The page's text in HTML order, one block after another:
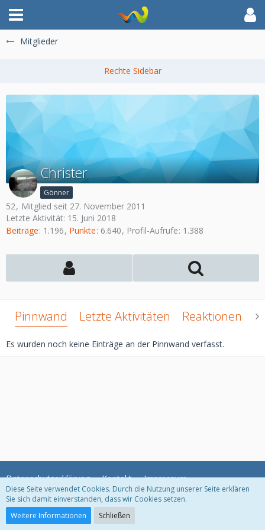
Mitglieder
Christer
Gönner
52
Mitglied seit 27. November 2011
Letzte Aktivität: 15. Juni 2018
Beiträge 1.196 Punkte 6.640 Profil-Aufrufe 1.388
Pinnwand Letzte Aktivitäten Reaktionen
Es wurden noch keine Einträge an der Pinnwand verfasst.
Datenschutzerklärung Kontakt Impressum
Community-Software:
Diese Seite verwendet Cookies. Durch die Nutzung unserer Seite erklären
Sie sich damit einverstanden, dass wir Cookies setzen.
Weitere Informationen
Schließen